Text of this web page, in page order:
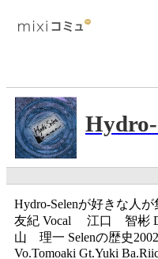
Hydro-
Hydro-Selenが好きな人
友紀 Vocal 江口 智彬
山 理一 Selenの歴史
Vo.Tomoaki Gt.Yuki